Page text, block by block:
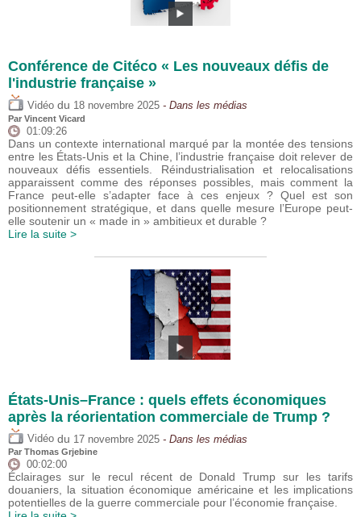
Conférence de Citéco « Les nouveaux défis de
l'industrie française »
Vidéo du 18 novembre 2025 - Dans les médias
Par Vincent Vicard
01:09:26
Dans un contexte international marqué par la montée des tensions
entre les États-Unis et la Chine, l’industrie française doit relever de
nouveaux défis essentiels. Réindustrialisation et relocalisations
apparaissent comme des réponses possibles, mais comment la
France peut-elle s’adapter face à ces enjeux ? Quel est son
positionnement stratégique, et dans quelle mesure l’Europe peut-
elle soutenir un « made in » ambitieux et durable ?
Lire la suite >
États-Unis–France : quels effets économiques
après la réorientation commerciale de Trump ?
Vidéo du 17 novembre 2025 - Dans les médias
Par Thomas Grjebine
00:02:00
Éclairages sur le recul récent de Donald Trump sur les tarifs
douaniers, la situation économique américaine et les implications
potentielles de la guerre commerciale pour l’économie française.